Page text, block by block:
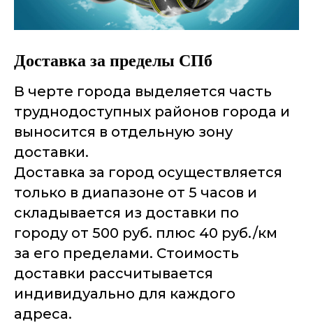
Доставка за пределы СПб
В черте города выделяется часть
труднодоступных районов города и
выносится в отдельную зону
доставки.
Доставка за город осуществляется
только в диапазоне от 5 часов и
складывается из доставки по
городу от 500 руб. плюс 40 руб./км
за его пределами. Стоимость
доставки рассчитывается
индивидуально для каждого
адреса.